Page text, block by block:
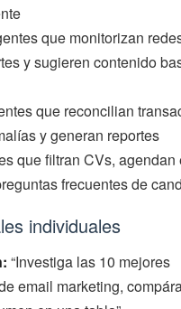
que monitorizan
y sugieren contenido
que reconcilian
y generan reportes
que filtran CVs, agendan
frecuentes de
individuales
“Investiga las 10 mejores
email marketing,